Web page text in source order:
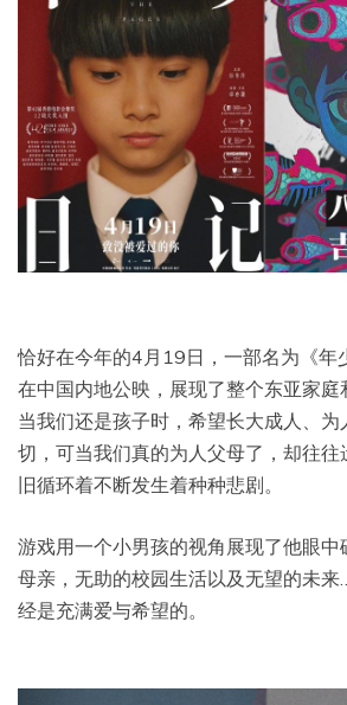
恰好在今年的4月19日，一部名为《年
在中国内地公映，展现了整个东亚家庭
当我们还是孩子时，希望长大成人、
切，可当我们真的为人父母了，却往往
旧循环着不断发生着种种悲剧。
游戏用一个小男孩的视角展现了他眼中
母亲，无助的校园生活以及无望的未
经是充满爱与希望的。